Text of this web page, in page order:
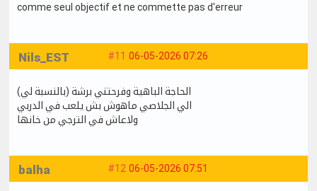
comme seul objectif et ne commette pas d'erreur
#11 06-05-2026 07:26
Nils_EST
الحاجة الباهية وفرحتني برشة (بالنسبة لي)
الي الجلاصي ماهوش بش يلعب في الدربي
ولاعاش في الترجي من خانها
#12 06-05-2026 07:51
balha